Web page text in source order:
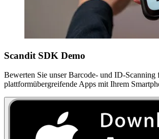
Scandit SDK Demo
Bewerten Sie unser Barcode- und ID-Scanning
plattformübergreifende Apps mit Ihrem